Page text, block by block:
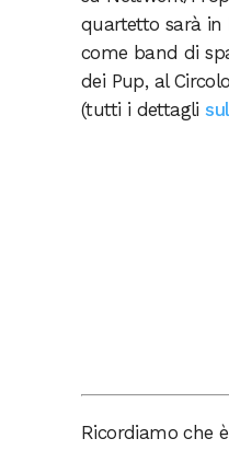
quartetto sarà in
come band di
dei Pup, al
(tutti i dettagli
Ricordiamo che